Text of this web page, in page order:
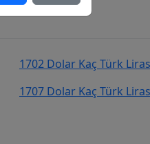
1702 Dolar Kaç Türk
1707 Dolar Kaç Türk